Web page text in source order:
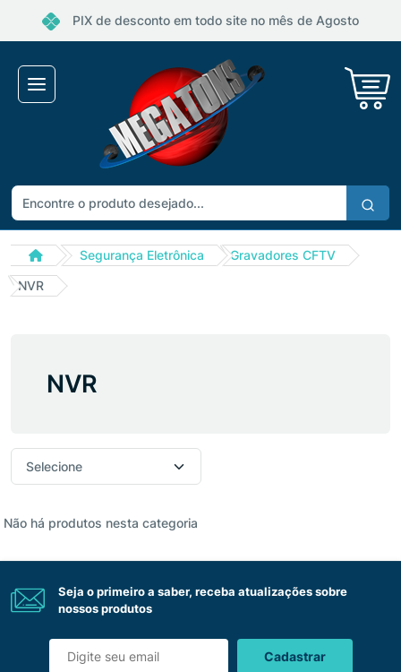
PIX de desconto em todo site no mês de Agosto
Segurança Eletrônica
Gravadores CFTV
NVR
NVR
Não há produtos nesta categoria
Seja o primeiro a saber, receba atualizações sobre
nossos produtos
Cadastrar